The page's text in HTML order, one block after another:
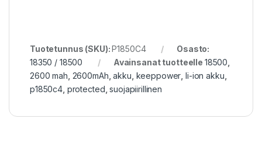
Tuotetunnus (SKU):P1850C4
Osasto:
18350 / 18500
Avainsanat tuotteelle 18500,
2600 mah, 2600mAh,akku, keeppower,li-ion akku,
p1850c4, protected,suojapiirillinen